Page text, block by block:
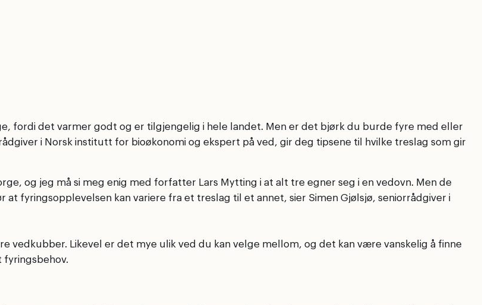
fordi det varmer godt og er tilgjengelig i hele landet. Men er det bjørk du burde fyre med eller
i Norsk institutt for bioøkonomi og ekspert på ved, gir deg tipsene til hvilke treslag som gir
og jeg må si meg enig med forfatter Lars Mytting i at alt tre egner seg i en vedovn. Men de
fyringsopplevelsen kan variere fra et treslag til et annet, sier Simen Gjølsjø, seniorrådgiver i
vedkubber. Likevel er det mye ulik ved du kan velge mellom, og det kan være vanskelig å finne